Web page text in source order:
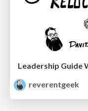
Leadership Guide
reverentgeek